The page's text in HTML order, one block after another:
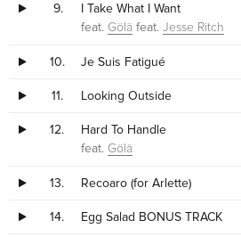
9.
I Take What I Want
feat. Gölä feat.Jesse Ritch
10. Je Suis Fatigué
11. Looking Outside
12.
Hard To Handle
feat. Gölä
13. Recoaro (for Arlette)
14. Egg Salad BONUS TRACK